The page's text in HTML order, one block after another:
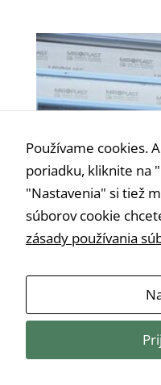
Plastové 5
Používame cookies.
poriadku, kliknite na
"Nastavenia" si tiež
súborov cookie
zásady používania